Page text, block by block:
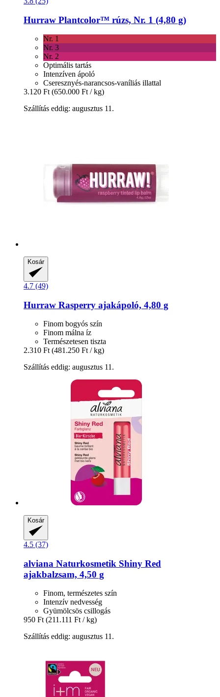
Hurraw Plantcolor™ rúzs, Nr. 1 (4,80 g)
Nr. 1
Nr. 3
Nr. 2
Optimális tartás
Intenzíven ápoló
Cseresznyés-narancsos-vaníliás illattal
3.120 Ft (650.000 Ft / kg)
Szállítás eddig: augusztus 11.
Kosár
4.7 (49)
Hurraw Rasperry ajakápoló, 4,80 g
Finom bogyós szín
Finom málna íz
Természetesen tiszta
2.310 Ft (481.250 Ft / kg)
Szállítás eddig: augusztus 11.
Kosár
4.5 (37)
alviana Naturkosmetik Shiny Red
ajakbalzsam, 4,50 g
Finom, természetes szín
Intenzív nedvesség
Gyümölcsös csillogás
950 Ft (211.111 Ft / kg)
Szállítás eddig: augusztus 11.